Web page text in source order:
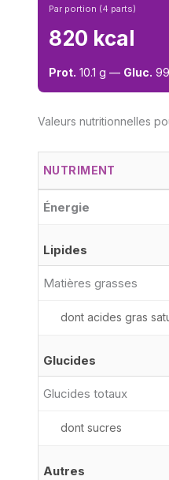
Par portion (4 parts)
820 kcal
Prot. 10.1 g — Gluc.
Valeurs nutritionnelles
NUTRIMENT
Énergie
Lipides
Matières grasses
dont acides gras
Glucides
Glucides totaux
dont sucres
Autres